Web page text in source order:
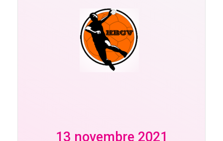
13 novembre 2021